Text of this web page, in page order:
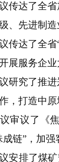
达了全省加
、先进制
达了全省“
展服务企
究了推进郑
，打造中
议了《焦
成链”，加
排了煤矿安